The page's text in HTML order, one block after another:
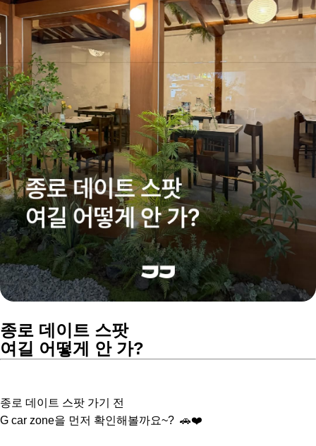
종로 데이트 스팟
여길 어떻게 안 가?
종로 데이트 스팟 가기 전
G car zone을 먼저 확인해볼까요~? 🚗❤️